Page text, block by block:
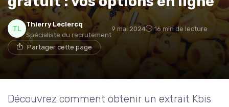
Thierry Leclercq
Spécialiste du recrutement
9 mai 2024 16 min de lecture
Partager cette page
Découvrez comment obtenir un extrait Kbis